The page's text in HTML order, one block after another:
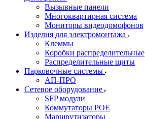
Вызывные панели
Многоквартирная система
Мониторы видеодомофонов
Изделия для электромонтажа
Клеммы
Коробки распределительные
Распределительные щиты
Парковочные системы
АП-ПРО
Сетевое оборудование
SFP модули
Коммутаторы POE
Маршрутизаторы